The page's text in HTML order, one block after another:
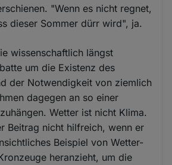
"Wenn es nicht regnet,
dieser Sommer dürr wird", ja.
wissenschaftlich längst
um die Existenz des
der Notwendigkeit von ziemlich
dagegen an so einer
Wetter ist nicht Klima.
Beitrag nicht hilfreich, wenn er
Beispiel von Wetter-
heranzieht, um die